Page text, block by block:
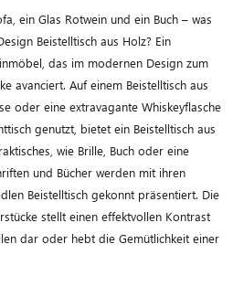
ein Glas Rotwein und ein Buch – was
Beistelltisch aus Holz? Ein
das im modernen Design zum
avanciert. Auf einem Beistelltisch aus
oder eine extravagante Whiskeyflasche
genutzt, bietet ein Beistelltisch aus
wie Brille, Buch oder eine
und Bücher werden mit ihren
Beistelltisch gekonnt präsentiert. Die
stellt einen effektvollen Kontrast
dar oder hebt die Gemütlichkeit einer